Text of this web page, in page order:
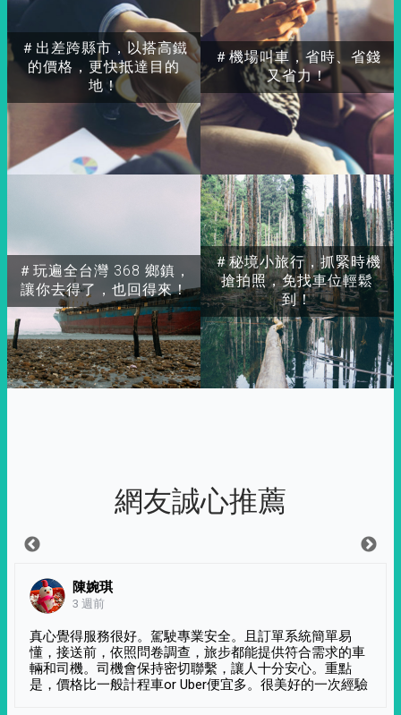
＃出差跨縣市，以搭高鐵
的價格，更快抵達目的
地！
＃玩遍全台灣 368 鄉鎮，
讓你去得了，也回得來！
＃秘境小旅行，抓緊時機
搶拍照，免找車位輕鬆
到！
＃機場叫車，省時、省錢
又省力！
網友誠心推薦
陳婉琪
3 週前
真心覺得服務很好。駕駛專業安全。且訂單系統簡單易
懂，接送前，依照問卷調查，旅步都能提供符合需求的車
輛和司機。司機會保持密切聯繫，讓人十分安心。重點
是，價格比一般計程車or Uber便宜多。很美好的一次經驗